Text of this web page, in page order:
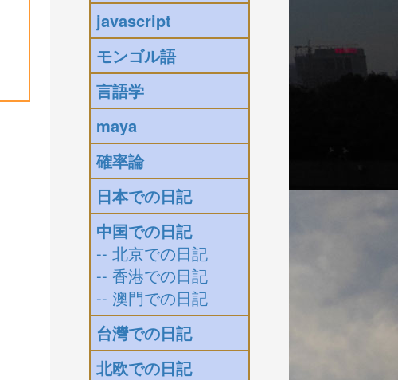
javascript
モンゴル語
言語学
maya
確率論
日本での日記
中国での日記
-- 北京での日記
-- 香港での日記
-- 澳門での日記
台灣での日記
北欧での日記